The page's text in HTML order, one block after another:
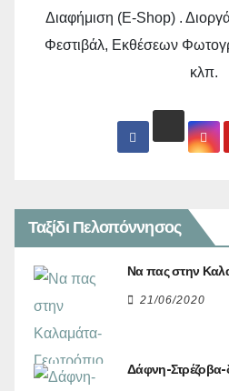
Διαφήμιση (E-Shop) .
Φεστιβάλ, Εκθέσεων
κλπ.
Ταξίδι Πελοπόννησος
Να πας στην
21/06/2020
Δάφνη-